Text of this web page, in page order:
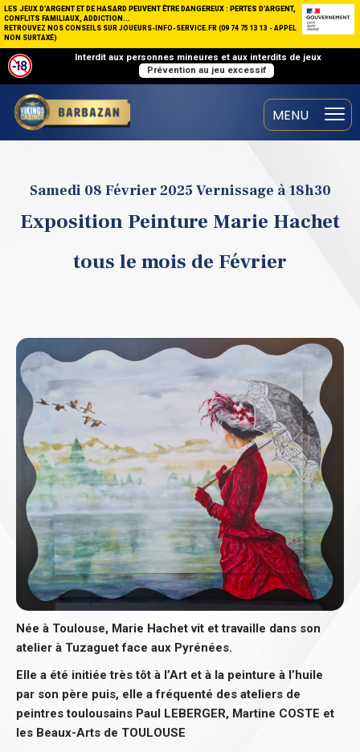
LES JEUX D’ARGENT ET DE HASARD PEUVENT ÊTRE DANGEREUX : PERTES D’ARGENT,
CONFLITS FAMILIAUX, ADDICTION...
RETROUVEZ NOS CONSEILS SUR JOUEURS-INFO-SERVICE.FR (09 74 75 13 13 - APPEL
NON SURTAXÉ)
Interdit aux personnes mineures et aux interdits de jeux
Prévention au jeu excessif
Samedi 08 Février 2025 Vernissage à 18h30
Exposition Peinture Marie Hachet
tous le mois de Février
Née à Toulouse, Marie Hachet vit et travaille dans son
atelier à Tuzaguet face aux Pyrénées.
Elle a été initiée très tôt à l’Art et à la peinture à l’huile
par son père puis, elle a fréquenté des ateliers de
peintres toulousains Paul LEBERGER, Martine COSTE et
les Beaux-Arts de TOULOUSE